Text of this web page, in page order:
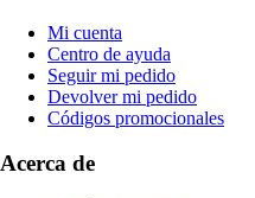
Mi cuenta
Centro de ayuda
Seguir mi pedido
Devolver mi pedido
Códigos promocionales
Acerca de